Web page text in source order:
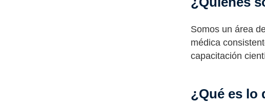
Somos un área
médica
capacitación
¿Qué es lo